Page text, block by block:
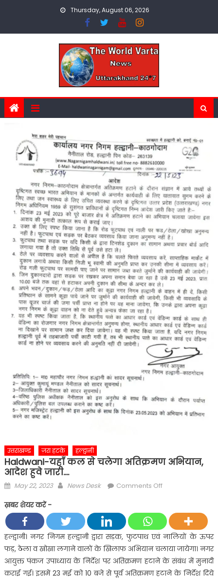
Thursday, August 06, 2026
उत्तराखण्ड ज़रा हटके हल्द्वानी
Haldwani-यहाँ कल से चलेगा अतिक्रमण अभियान,
आदेश हुवे जारी….
Posted
May 22, 2023 Author
News Desk Comments Offon
कल
से
चलेगा
अतिक्रमण
अभियान,
आदेश
ख़बर शेयर करें -
हल्द्वानी। नगर निगम हल्द्वानी द्वारा सड़क, फुटपाथ एवं नालियों के ऊपर
फड़, ठेला व खोखा लगाने वालों के खिलाफ अभियान चलाया जायेगा। नगर
आयुक्त पंकज उपाध्याय के निर्देश पर अतिक्रमण हटाने के संबंध में मुनादी
कराई गई। इसमें 23 मई को 10 बजे से पूर्व अतिक्रमण हटाने के निर्देश दिये